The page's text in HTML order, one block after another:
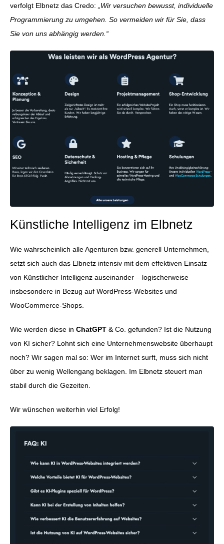
verfolgt Elbnetz das Credo:
„Wir versuchen bewusst, individuelle
Programmierung zu umgehen. So vermeiden wir für Sie, dass
Sie von uns abhängig werden.“
Künstliche Intelligenz im Elbnetz
Wie wahrscheinlich alle Agenturen bzw. generell Unternehmen,
setzt sich auch das Elbnetz intensiv mit dem effektiven Einsatz
von Künstlicher Intelligenz auseinander – logischerweise
insbesondere in Bezug auf WordPress-Websites und
WooCommerce-Shops.
Wie werden diese in ChatGPT & Co. gefunden? Ist die Nutzung
von KI sicher? Lohnt sich eine Unternehmenswebsite überhaupt
noch? Wir sagen mal so: Wer im Internet surft, muss sich nicht
über zu wenig Wellengang beklagen. Im Elbnetz steuert man
stabil durch die Gezeiten.
Wir wünschen weiterhin viel Erfolg!